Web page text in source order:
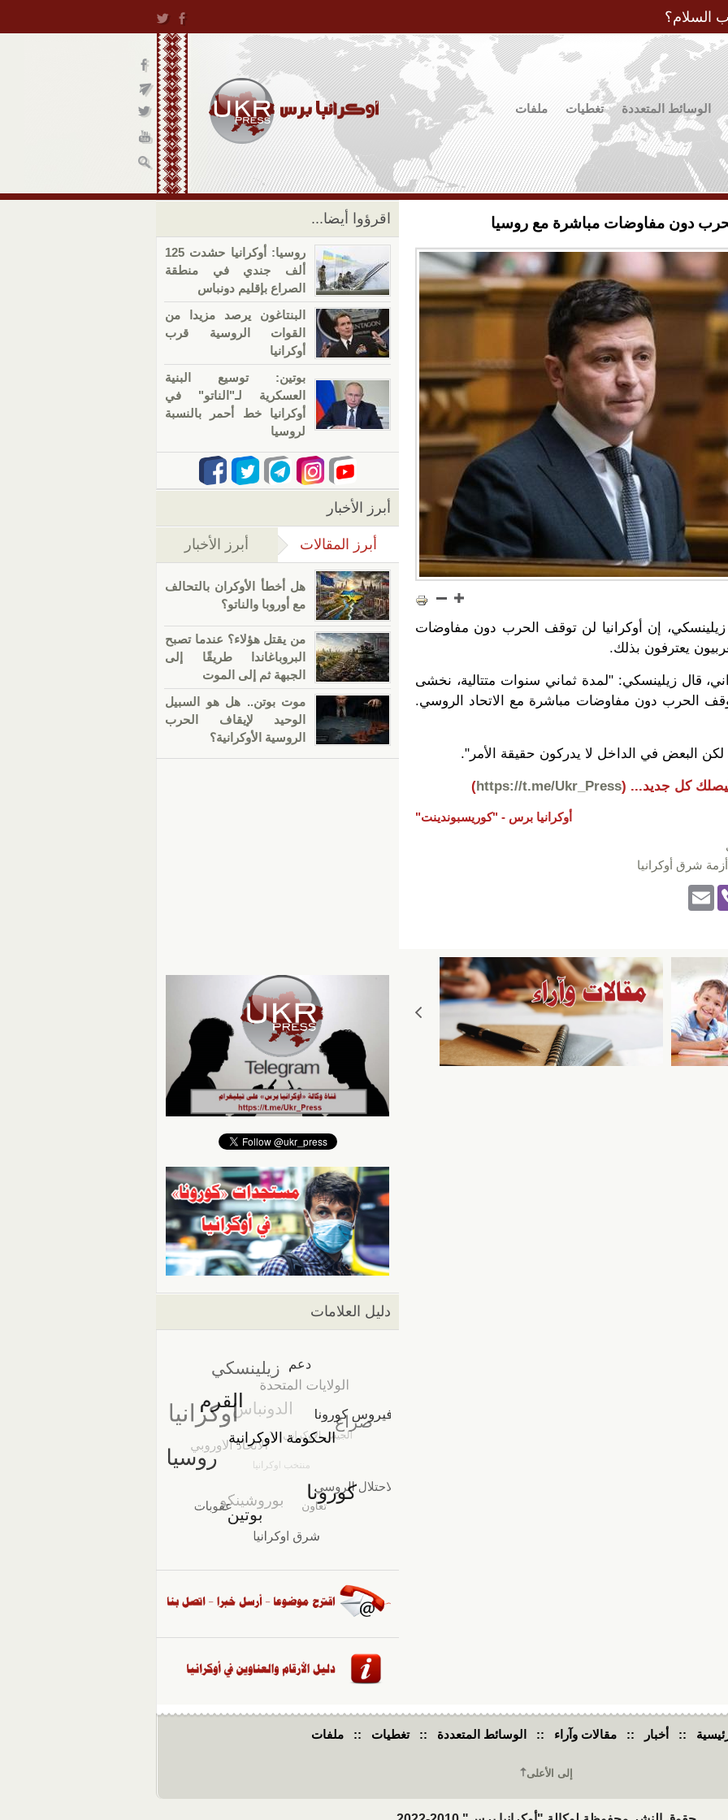
السلام؟
الوسائط المتعددة تغطيات ملفات
دون مفاوضات مباشرة مع روسيا
زيلينسكي، إن أوكرانيا لن توقف الحرب دون مفاوضات
يعترفون بذلك.
قال زيلينسكي: "لمدة ثماني سنوات متتالية، نخشى
وقف الحرب دون مفاوضات مباشرة مع الاتحاد الروسي.
البعض في الداخل لا يدركون حقيقة الأمر".
كل جديد... (
https://t.me/Ukr_Press
)
أوكرانيا برس - "كوريسبوندينت"
أزمة شرق أوكرانيا
Vi
اقرؤوا أيضا...
روسيا: أوكرانيا حشدت 125
ألف جندي في منطقة
الصراع بإقليم دونباس
البنتاغون يرصد مزيدا من
القوات الروسية قرب
أوكرانيا
بوتين: توسيع البنية
العسكرية لـ"الناتو" في
أوكرانيا خط أحمر بالنسبة
لروسيا
أبرز الأخبار
أبرز المقالات (علامة التبويب النشطة)
أبرز الأخبار
هل أخطأ الأوكران بالتحالف
مع أوروبا والناتو؟
من يقتل هؤلاء؟ عندما تصبح
البروباغاندا طريقًا إلى
الجبهة ثم إلى الموت
موت بوتن.. هل هو السبيل
الوحيد لإيقاف الحرب
الروسية الأوكرانية؟
دليل العلامات
:: أخبار :: مقالات وآراء :: الوسائط المتعددة :: تغطيات :: ملفات
إلى الأعلى